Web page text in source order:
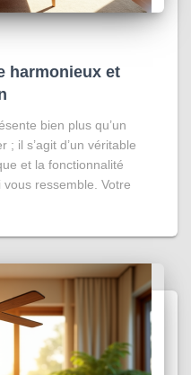
harmonieux et
bien plus qu’un
il s’agit d’un véritable
et la fonctionnalité
ressemble. Votre